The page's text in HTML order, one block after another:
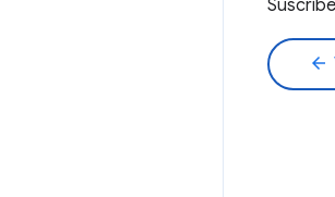
arrow_back